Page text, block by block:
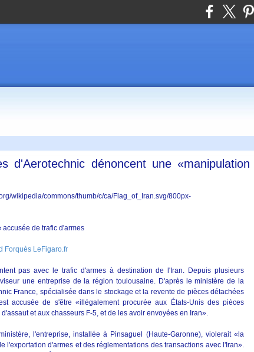
d'Aerotechnic dénoncent une «manipulation
de trafic d'armes
Forquès LeFigaro.fr
pas avec le trafic d'armes à destination de l'Iran. Depuis plusieurs
une entreprise de la région toulousaine. D'après le ministère de la
France, spécialisée dans le stockage et la revente de pièces détachées
accusée de s'être «illégalement procurée aux États-Unis des pièces
et aux chasseurs F-5, et de les avoir envoyées en Iran».
l'entreprise, installée à Pinsaguel (Haute-Garonne), violerait «la
l'exportation d'armes et des réglementations des transactions avec l'Iran».